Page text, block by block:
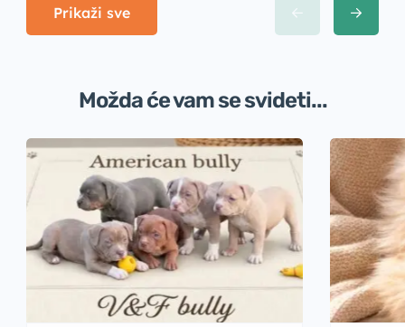
Prikaži sve
Možda će vam se svideti...